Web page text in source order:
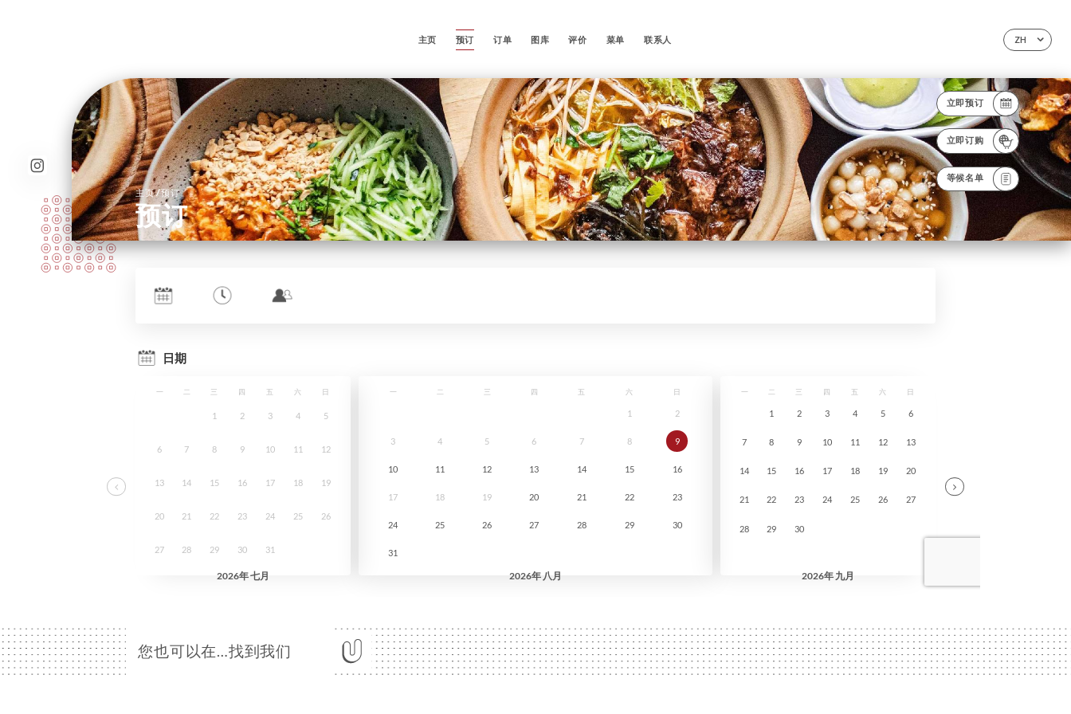
ZH
主页 预订 订单 图库 评价 菜单 联系人
立即预订
立即订购
等候名单
主页/预订
预订
您也可以在…找到我们